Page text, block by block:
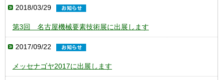
2018/03/29
第3回 名古屋機械要素技術展に出展します
2017/09/22
メッセナゴヤ2017に出展します